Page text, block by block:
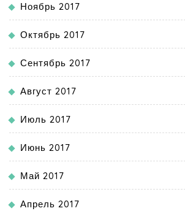
Ноябрь 2017
Октябрь 2017
Сентябрь 2017
Август 2017
Июль 2017
Июнь 2017
Май 2017
Апрель 2017